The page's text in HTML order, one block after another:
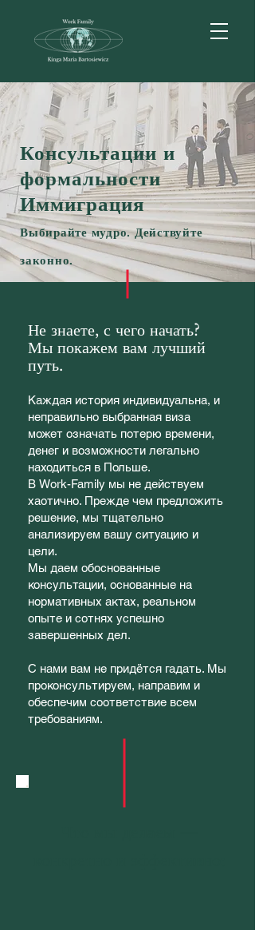
Консультации и
формальности
Иммиграция
Выбирайте мудро. Действуйте
законно.
Не знаете, с чего начать?
Мы покажем вам лучший
путь.
Каждая история индивидуальна, и
неправильно выбранная виза
может означать потерю времени,
денег и возможности легально
находиться в Польше.
В Work-Family мы не действуем
хаотично. Прежде чем предложить
решение, мы тщательно
анализируем вашу ситуацию и
цели.
Мы даем обоснованные
консультации, основанные на
нормативных актах, реальном
опыте и сотнях успешно
завершенных дел.
С нами вам не придётся гадать. Мы
проконсультируем, направим и
обеспечим соответствие всем
требованиям.